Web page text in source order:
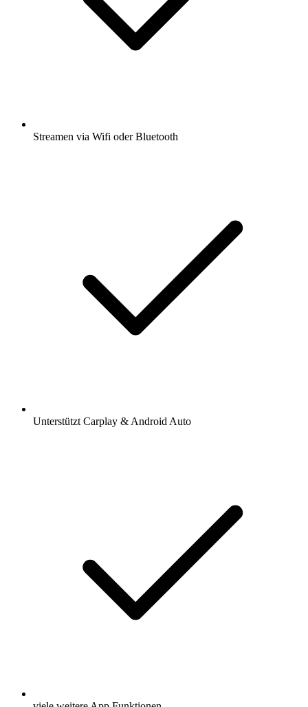
Streamen via Wifi oder Bluetooth
Unterstützt Carplay & Android Auto